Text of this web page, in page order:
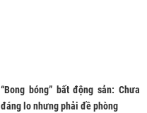
“Bong bóng” bất động sản: Chưa
đáng lo nhưng phải đề phòng